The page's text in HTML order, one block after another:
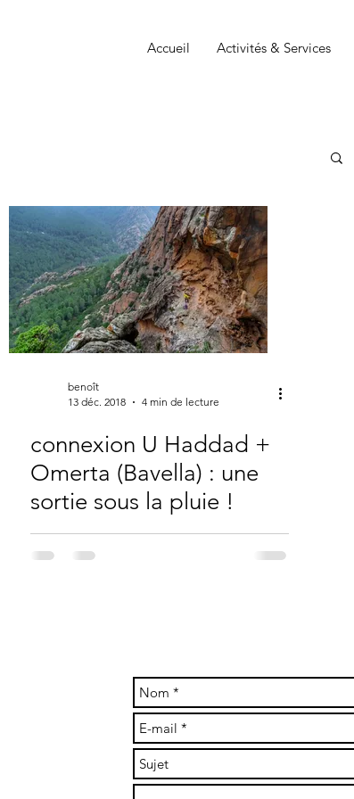
Accueil Activités & Services
benoît
13 déc. 2018
4 min de lecture
connexion U Haddad +
Omerta (Bavella) : une
sortie sous la pluie !